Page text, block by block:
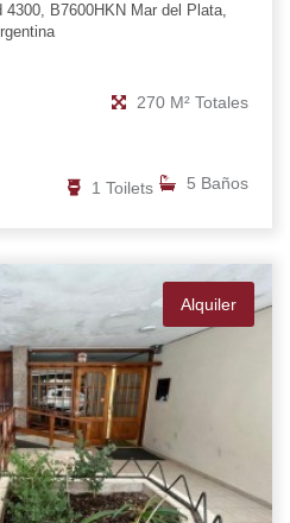
4300, B7600HKN Mar del Plata,
270 M² Totales
5 Baños
1 Toilets
Alquiler